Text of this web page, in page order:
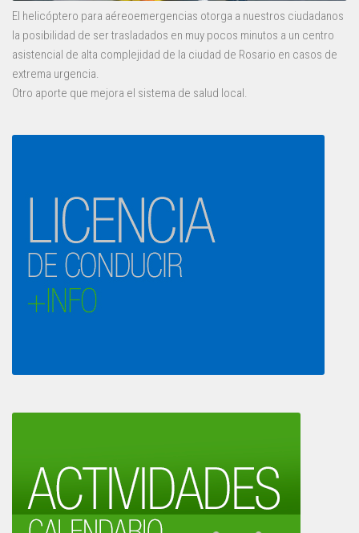
El helicóptero para aéreoemergencias otorga a nuestros ciudadanos
la posibilidad de ser trasladados en muy pocos minutos a un centro
asistencial de alta complejidad de la ciudad de Rosario en casos de
extrema urgencia.
Otro aporte que mejora el sistema de salud local.